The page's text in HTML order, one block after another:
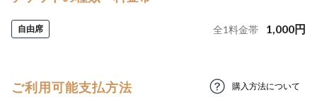
自由席 全1料金帯 1,000円
ご利用可能支払方法 購入方法について